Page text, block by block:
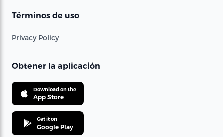
Términos de uso
Privacy Policy
Obtener la aplicación
Download on the
App Store
Get it on
Google Play